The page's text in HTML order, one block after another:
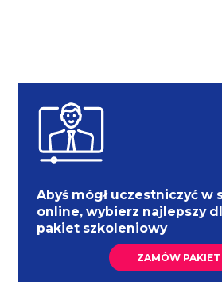
Abyś mógł uczestniczyć w
online, wybierz najlepszy
pakiet szkoleniowy
ZAMÓW PAKIET